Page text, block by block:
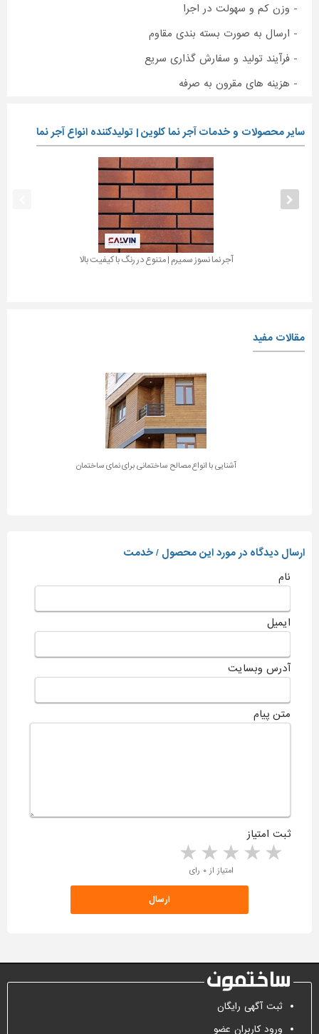
- وزن کم و سهولت در اجرا
- ارسال به صورت بسته بندی مقاوم
- فرآیند تولید و سفارش گذاری سریع
- هزینه های مقرون به صرفه
سایر محصولات و خدمات آجر نما کلوین | تولیدکننده انواع آجر نما
آجر نما نسوز سمیرم | متنوع در رنگ با کیفیت بالا
مقالات مفید
آشنایی با انواع مصالح ساختمانی برای نمای ساختمان
ارسال دیدگاه در مورد این محصول / خدمت
نام
ایمیل
آدرس وبسایت
متن پیام
ثبت امتیاز
4 stars 3 stars 2 stars 1 star امتیاز از ۰ رای
ثبت آگهی رایگان
ورود کاربران عضو